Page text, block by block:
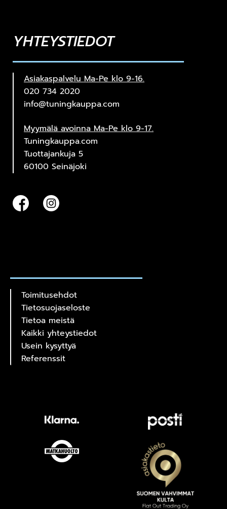
YHTEYSTIEDOT
Asiakaspalvelu Ma-Pe klo 9-16.
020 734 2020
info@tuningkauppa.com
Myymälä avoinna Ma-Pe klo 9-17.
Tuningkauppa.com
Tuottajankuja 5
60100 Seinäjoki
Toimitusehdot
Tietosuojaseloste
Tietoa meistä
Kaikki yhteystiedot
Usein kysyttyä
Referenssit